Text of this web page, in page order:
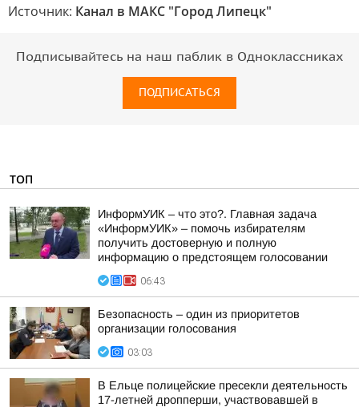
Источник: Канал в МАКС "Город Липецк"
Подписывайтесь на наш паблик в Одноклассниках
ПОДПИСАТЬСЯ
ТОП
ИнформУИК – что это?. Главная задача
«ИнформУИК» – помочь избирателям
получить достоверную и полную
информацию о предстоящем голосовании
06:43
Безопасность – один из приоритетов
организации голосования
03:03
В Ельце полицейские пресекли деятельность
17-летней дропперши, участвовавшей в